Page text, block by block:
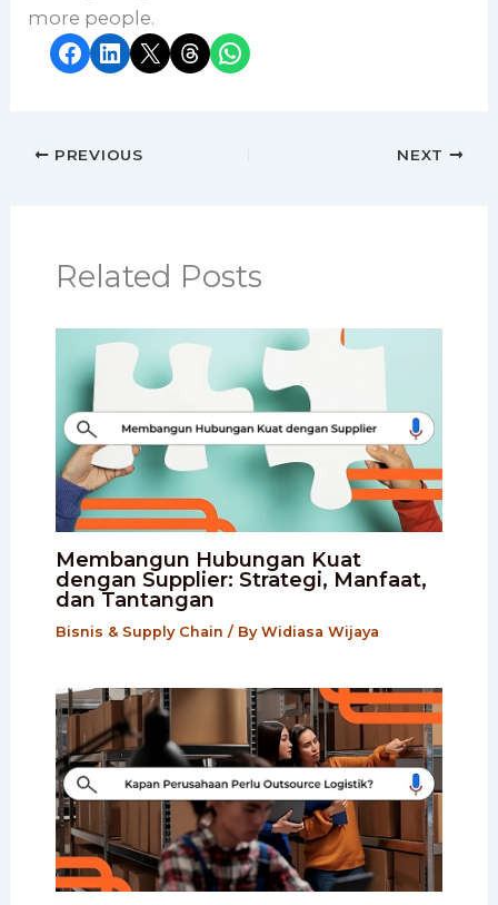
more people.
Share on Facebook
Share on LinkedIn
Share on X Share on Threads
Share on WhatsApp
PREVIOUS NEXT
Related Posts
Membangun Hubungan Kuat
dengan Supplier: Strategi, Manfaat,
dan Tantangan
Bisnis & Supply Chain / By Widiasa Wijaya